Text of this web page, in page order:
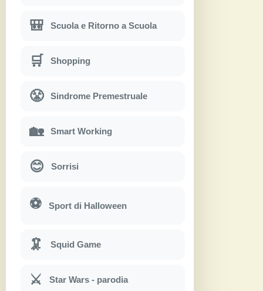
🎒 Scuola e Ritorno a Scuola
🛒 Shopping
😤 Sindrome Premestruale
🏡 Smart Working
😊 Sorrisi
⚽ Sport di Halloween
🦑 Squid Game
⚔ Star Wars - parodia